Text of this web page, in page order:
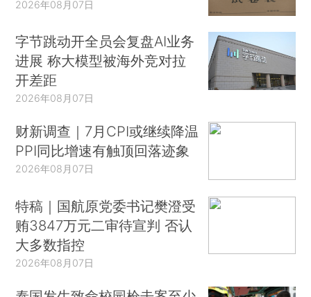
2026年08月07日
字节跳动开全员会复盘AI业务
进展 称大模型被海外竞对拉
开差距
2026年08月07日
财新调查｜7月CPI或继续降温
PPI同比增速有触顶回落迹象
2026年08月07日
特稿｜国航原党委书记樊澄受
贿3847万元二审待宣判 否认
大多数指控
2026年08月07日